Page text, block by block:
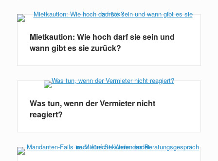
Mietkaution: Wie hoch darf sie sein und
wann gibt es sie zurück?
Was tun, wenn der Vermieter nicht
reagiert?